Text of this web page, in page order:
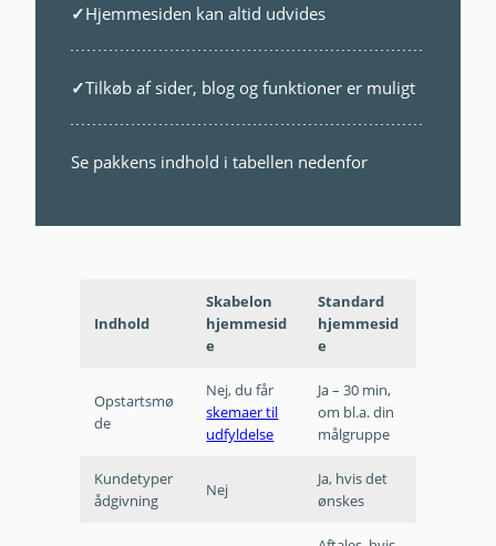
✓Hjemmesiden kan altid udvides
✓Tilkøb af sider, blog og funktioner er muligt
Se pakkens indhold i tabellen nedenfor
Indhold
Skabelon
hjemmesid
e
Standard
hjemmesid
e
Opstartsmø
de
Nej, du får
skemaer til
udfyldelse
Ja – 30 min,
om bl.a. din
målgruppe
Kundetyper
ådgivning
Nej
Ja, hvis det
ønskes